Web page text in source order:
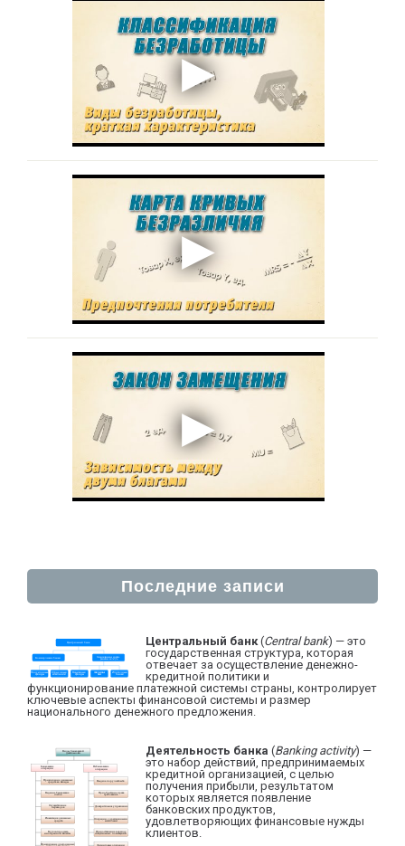
Последние записи
Центральный банк(Central bank) — это
государственная структура, которая
отвечает за осуществление денежно-
кредитной политики и
функционирование платежной системы страны, контролирует
ключевые аспекты финансовой системы и размер
национального денежного предложения.
Деятельность банка (Banking activity) —
это набор действий, предпринимаемых
кредитной организацией, с целью
получения прибыли, результатом
которых является появление
банковских продуктов,
удовлетворяющих финансовые нужды
клиентов.